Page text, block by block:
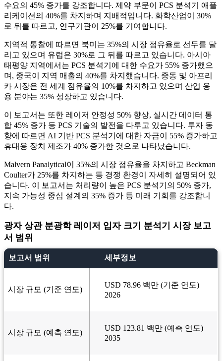
수요의 45% 증가를 강조합니다. 제약 부문이 PCS 분석기 애플
리케이션의 40%를 차지하며 지배적입니다. 화학산업이 30%
로 뒤를 따르고, 연구기관이 25%를 기여합니다.
지역적 통찰에 따르면 북미는 35%의 시장 점유율로 선두를 달
리고 있으며 유럽은 30%로 그 뒤를 따르고 있습니다. 아시아
태평양 지역에서는 PCS 분석기에 대한 수요가 55% 증가했으
며, 중국이 지역 매출의 40%를 차지했습니다. 중동 및 아프리
카 시장은 전 세계 점유율의 10%를 차지하고 있으며 산업 응
용 분야는 35% 성장하고 있습니다.
이 보고서는 또한 레이저 안정성 50% 향상, 실시간 데이터 통
합 ​​45% 증가 등 PCS 기술의 발전을 다루고 있습니다. 투자 동
향에 따르면 AI 기반 PCS 분석기에 대한 자금이 55% 증가하고
휴대용 장치 제조가 40% 증가한 것으로 나타났습니다.
Malvern Panalytical이 35%의 시장 점유율을 차지하고 Beckman
Coulter가 25%를 차지하는 등 경쟁 환경이 자세히 설명되어 있
습니다. 이 보고서는 처리량이 높은 PCS 분석기의 50% 증가,
지속 가능성 중심 설계의 35% 증가 등 미래 기회를 강조합니
다.
광자 상관 분광학 레이저 ​​입자 크기 분석기 시장 보고
서 범위
보고서 범위 세부정보
시장 규모 (기준 연도)
USD 78.96 백만 (기준 연도)
2026
시장 규모 (예측 연도)
USD 123.81 백만 (예측 연도)
2035